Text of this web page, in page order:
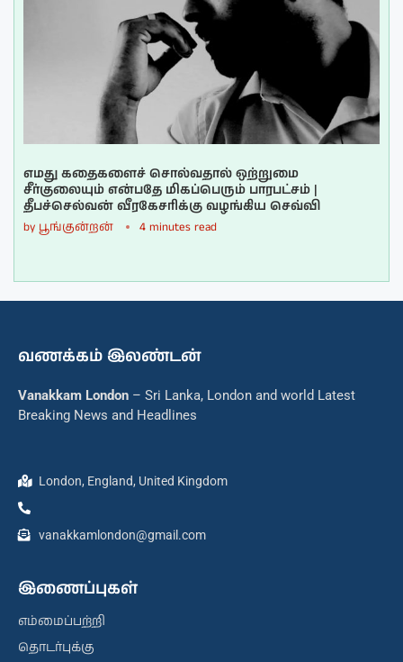
எமது கதைகளைச் சொல்வதால் ஒற்றுமை
சீர்குலையும் என்பதே மிகப்பெரும் பாரபட்சம் |
தீபச்செல்வன் வீரகேசரிக்கு வழங்கிய செவ்வி
by பூங்குன்றன் 4 minutes read
வணக்கம் இலண்டன்
Vanakkam London – Sri Lanka, London and world Latest
Breaking News and Headlines
London, England, United Kingdom
vanakkamlondon@gmail.com
இணைப்புகள்
எம்மைப்பற்றி
தொடர்புக்கு